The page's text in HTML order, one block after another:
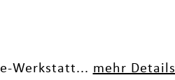
Werkstatt... mehr Details